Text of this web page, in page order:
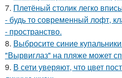
7. Плетёный столик легко
- будь то современный лофт,
- пространство.
8. Выбросите синие
"Вырвиглаз" на пляже может
9. В сети уверяют, что цвет